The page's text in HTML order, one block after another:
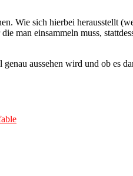
Wie sich hierbei herausstellt
man einsammeln muss,
aussehen wird und ob es